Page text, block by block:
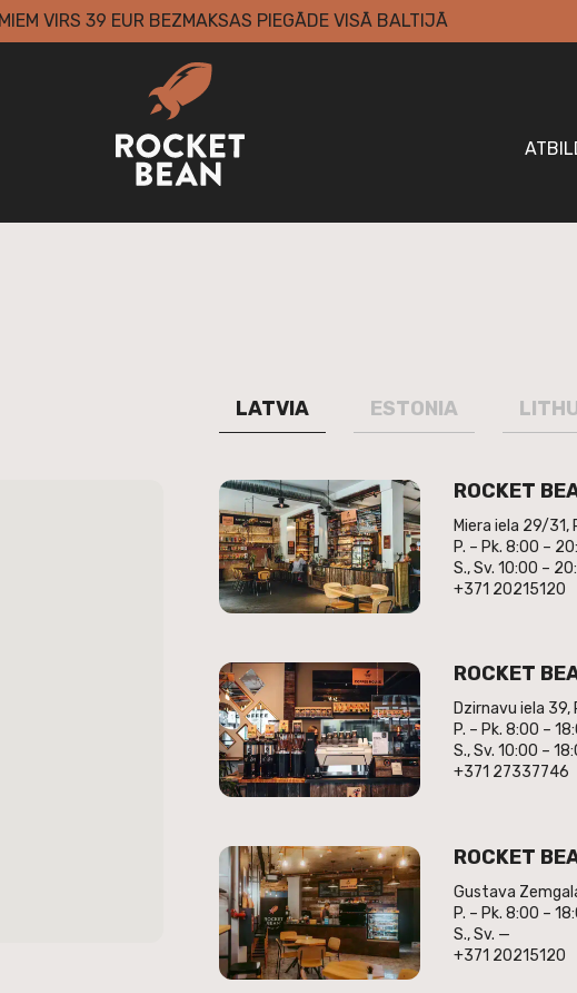
VIRS 39 EUR BEZMAKSAS PIEGĀDE VISĀ BALTIJĀ
LATVIA ESTONIA
ROCKET
Miera iela 29/31,
P. – Pk. 8:00 –
S., Sv. 10:00 –
+371 20215120
ROCKET
Dzirnavu iela 39,
P. – Pk. 8:00 –
S., Sv. 10:00 –
+371 27337746
ROCKET
Gustava
P. – Pk. 8:00 –
S., Sv. —
+371 20215120